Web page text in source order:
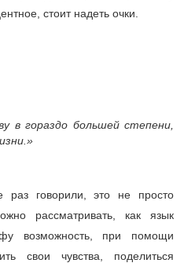
стоит надеть очки.
в гораздо большей степени,
говорили, это не просто
рассматривать, как язык
возможность, при помощи
свои чувства, поделиться